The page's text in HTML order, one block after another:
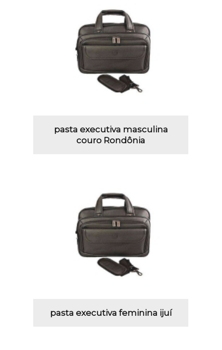
pasta executiva masculina
couro Rondônia
pasta executiva feminina ijuí